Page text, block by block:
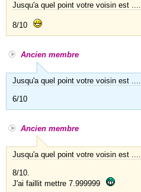
Jusqu'a quel point votre voisin est ....
8/10
Ancien membre
Jusqu'a quel point votre voisin est ....
6/10
Ancien membre
Jusqu'a quel point votre voisin est ....
8/10.
J'ai faillit mettre 7.999999